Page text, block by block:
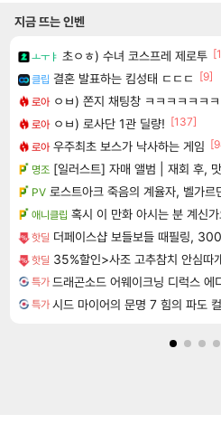
지금 뜨는 인벤
ㅗㅜㅑ 초ㅇㅎ) 수녀 코스프레 제로투
클립 결혼 발표하는 킴성태 ㄷㄷㄷ
[9]
로아 ㅇㅂ) 쫀지 채팅창 ㅋㅋㅋㅋㅋㅋ
로아 ㅇㅂ) 로사단 1관 딜량! [137]
로아 우주최초 보스가 낙사하는 게임
명조 [일러스트] 자매 앨범 | 재회 후,
PV 로스트아크 죽음의 계율자, 벨가르
애니클립 혹시 이 만화 아시는 분 계신
핫딜 더페이스샵 보들보들 때필링,
핫딜 35%할인>사조 고추참치 안심
특가
특가